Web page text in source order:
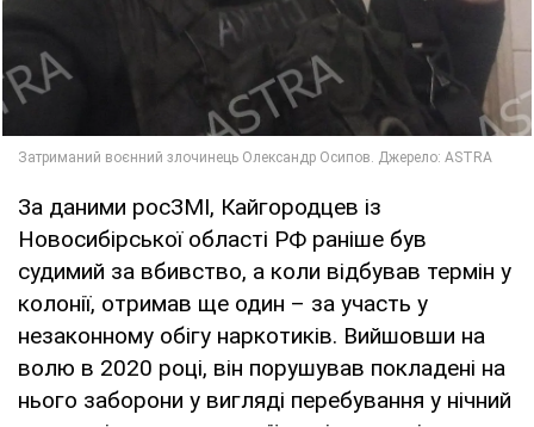
За даними росЗМІ, Кайгородцев із
Новосибірської області РФ раніше був
судимий за вбивство, а коли відбував термін у
колонії, отримав ще один – за участь у
незаконному обігу наркотиків. Вийшовши на
волю в 2020 році, він порушував покладені на
нього заборони у вигляді перебування у нічний